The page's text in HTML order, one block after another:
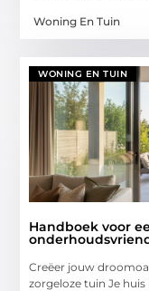
Woning En Tuin
WONING EN TUIN
Handboek voor
Creëer jouw
zorgeloze tuin Je